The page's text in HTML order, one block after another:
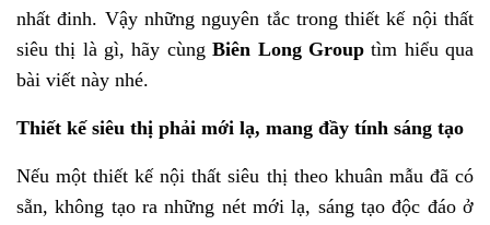
nhất đinh. Vậy những nguyên tắc trong thiết kế nội thất
siêu thị là gì, hãy cùngBiên Long Grouptìm hiểu qua
bài viết này nhé.
Thiết kế siêu thị phải mới lạ, mang đầy tính sáng tạo
Nếu một thiết kế nội thất siêu thị theo khuân mẫu đã có
sẵn, không tạo ra những nét mới lạ, sáng tạo độc đáo ở